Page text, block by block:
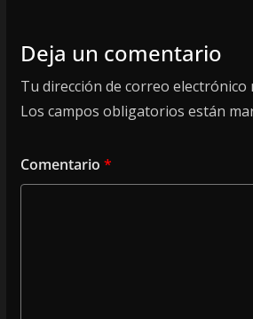
Deja un comentario
Tu dirección de correo electrónico
Los campos obligatorios están
Comentario *